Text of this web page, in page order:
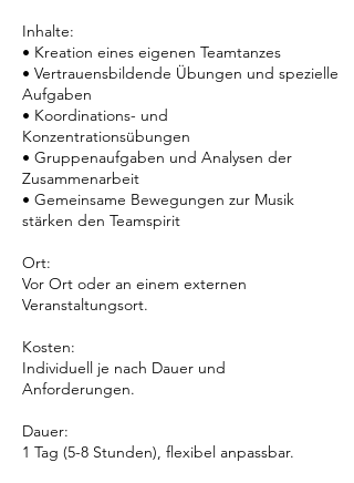
Inhalte:
• Kreation eines eigenen Teamtanzes
• Vertrauensbildende Übungen und spezielle
Aufgaben
• Koordinations- und
Konzentrationsübungen
• Gruppenaufgaben und Analysen der
Zusammenarbeit
• Gemeinsame Bewegungen zur Musik
stärken den Teamspirit
Ort:
Vor Ort oder an einem externen
Veranstaltungsort.
Kosten:
Individuell je nach Dauer und
Anforderungen.
Dauer:
1 Tag (5-8 Stunden), flexibel anpassbar.